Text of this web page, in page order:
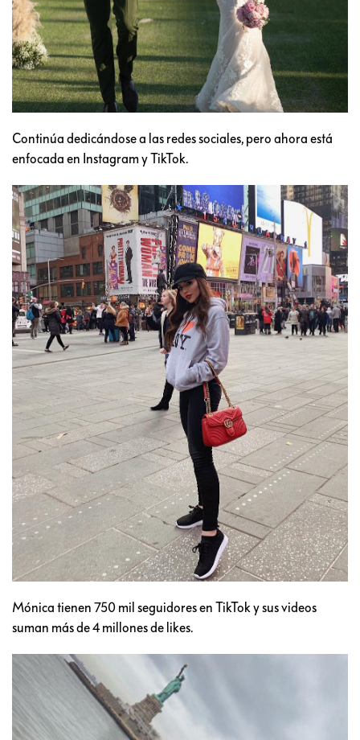
Continúa dedicándose a las redes sociales, pero ahora está
enfocada en Instagram y TikTok.
Mónica tienen 750 mil seguidores en TikTok y sus videos
suman más de 4 millones de likes.